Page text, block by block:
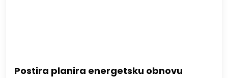
Postira planira energetsku obnovu